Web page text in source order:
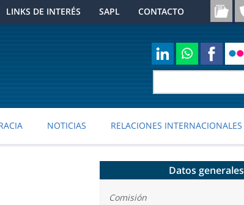
LINKS DE INTERÉS SAPL CONTACTO
NOTICIAS RELACIONES INTERNACIONALES
Datos generales
Comisión